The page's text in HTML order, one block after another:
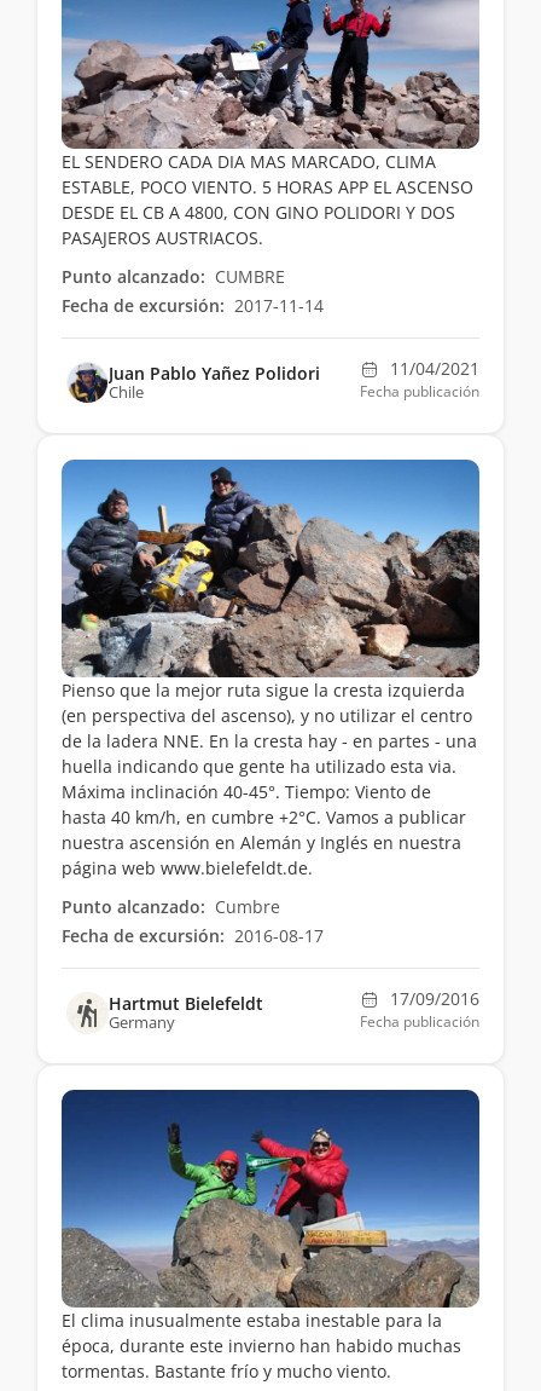
EL SENDERO CADA DIA MAS MARCADO, CLIMA
ESTABLE, POCO VIENTO. 5 HORAS APP EL ASCENSO
DESDE EL CB A 4800, CON GINO POLIDORI Y DOS
PASAJEROS AUSTRIACOS.
Punto alcanzado: CUMBRE
Fecha de excursión: 2017-11-14
Juan Pablo Yañez Polidori
Chile
11/04/2021
Fecha publicación
Pienso que la mejor ruta sigue la cresta izquierda
(en perspectiva del ascenso), y no utilizar el centro
de la ladera NNE. En la cresta hay - en partes - una
huella indicando que gente ha utilizado esta via.
Máxima inclinación 40-45°. Tiempo: Viento de
hasta 40 km/h, en cumbre +2°C. Vamos a publicar
nuestra ascensión en Alemán y Inglés en nuestra
página web www.bielefeldt.de.
Punto alcanzado: Cumbre
Fecha de excursión: 2016-08-17
Hartmut Bielefeldt
Germany
17/09/2016
Fecha publicación
El clima inusualmente estaba inestable para la
época, durante este invierno han habido muchas
tormentas. Bastante frío y mucho viento.